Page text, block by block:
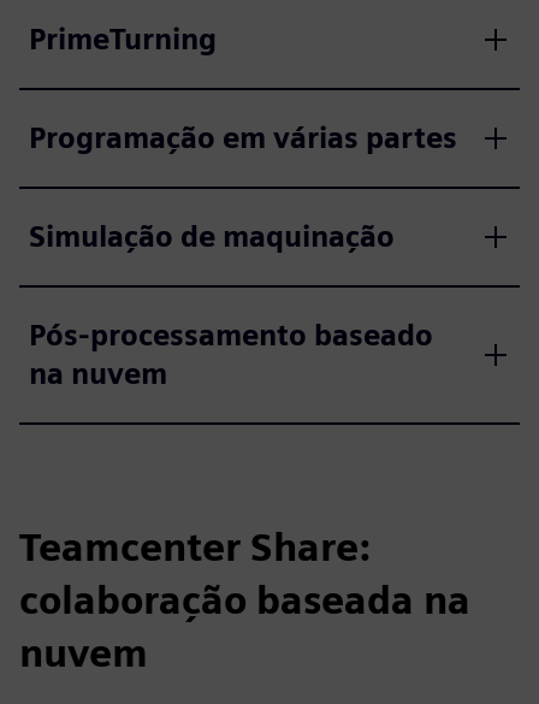
PrimeTurning
Programação em várias partes
Simulação de maquinação
Pós-processamento baseado
na nuvem
Teamcenter Share:
colaboração baseada na
nuvem